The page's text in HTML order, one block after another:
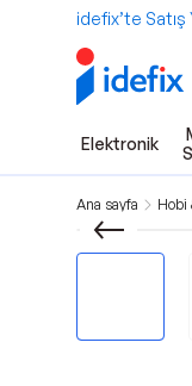
idefix’te Satış
Elektronik
Ana sayfa Hobi